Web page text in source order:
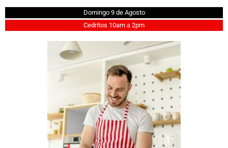
Domingo 9 de Agosto
Cedritos 10am a 2pm